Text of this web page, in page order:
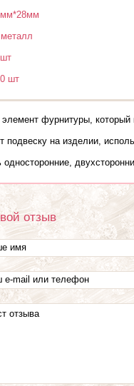
металл
шт
элемент фурнитуры,
подвеску на изделии,
односторонние,
отзыв